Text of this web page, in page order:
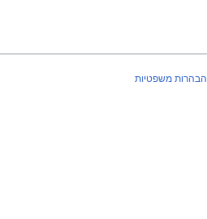
הבהרות משפטיות